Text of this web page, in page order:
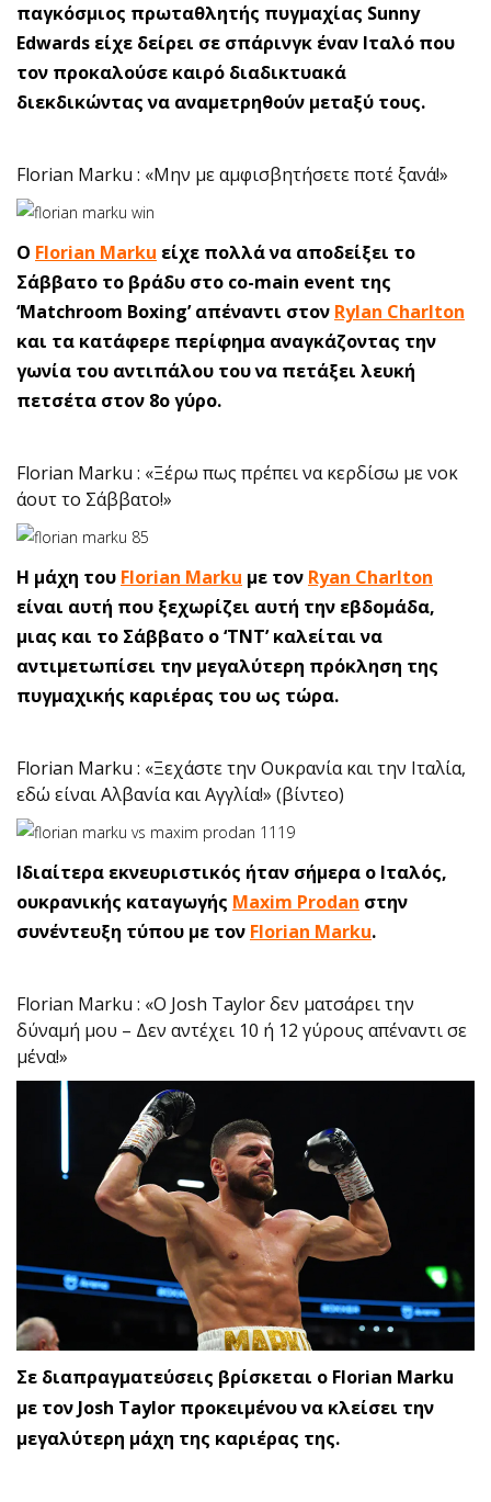
παγκόσμιος πρωταθλητής πυγμαχίας Sunny
Edwards είχε δείρει σε σπάρινγκ έναν Ιταλό που
τον προκαλούσε καιρό διαδικτυακά
διεκδικώντας να αναμετρηθούν μεταξύ τους.
Florian Marku : «Μην με αμφισβητήσετε ποτέ ξανά!»
Ο Florian Marku είχε πολλά να αποδείξει το
Σάββατο το βράδυ στο co-main event της
‘Matchroom Boxing’ απέναντι στον Rylan Charlton
και τα κατάφερε περίφημα αναγκάζοντας την
γωνία του αντιπάλου του να πετάξει λευκή
πετσέτα στον 8ο γύρο.
Florian Marku : «Ξέρω πως πρέπει να κερδίσω με νοκ
άουτ το Σάββατο!»
Η μάχη του Florian Marku με τον Ryan Charlton
είναι αυτή που ξεχωρίζει αυτή την εβδομάδα,
μιας και το Σάββατο ο ‘TNT’ καλείται να
αντιμετωπίσει την μεγαλύτερη πρόκληση της
πυγμαχικής καριέρας του ως τώρα.
Florian Marku : «Ξεχάστε την Ουκρανία και την Ιταλία,
εδώ είναι Αλβανία και Αγγλία!» (βίντεο)
Ιδιαίτερα εκνευριστικός ήταν σήμερα ο Ιταλός,
ουκρανικής καταγωγής Maxim Prodan στην
συνέντευξη τύπου με τον Florian Marku.
Florian Marku : «Ο Josh Taylor δεν ματσάρει την
δύναμή μου – Δεν αντέχει 10 ή 12 γύρους απέναντι σε
μένα!»
Σε διαπραγματεύσεις βρίσκεται ο Florian Marku
με τον Josh Taylor προκειμένου να κλείσει την
μεγαλύτερη μάχη της καριέρας της.